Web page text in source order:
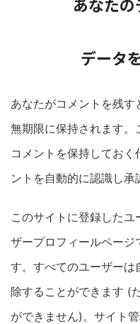
データ
あなたがコメントを残
無期限に保持されます。
コメントを保持してお
ントを自動的に認識し承
このサイトに登録した
ザープロフィールページ
す。すべてのユーザーは
除することができます (
ができません)。サイト